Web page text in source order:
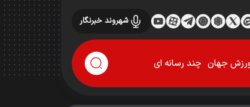
شهروند خبرنگار
جهان چند رسانه ای